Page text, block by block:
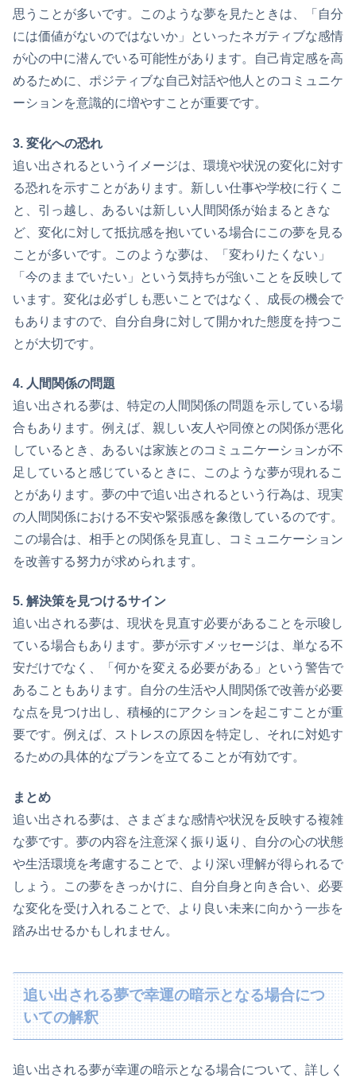
思うことが多いです。このような夢を見たときは、「自分
には価値がないのではないか」といったネガティブな感情
が心の中に潜んでいる可能性があります。自己肯定感を高
めるために、ポジティブな自己対話や他人とのコミュニケ
ーションを意識的に増やすことが重要です。
3. 変化への恐れ
追い出されるというイメージは、環境や状況の変化に対す
る恐れを示すことがあります。新しい仕事や学校に行くこ
と、引っ越し、あるいは新しい人間関係が始まるときな
ど、変化に対して抵抗感を抱いている場合にこの夢を見る
ことが多いです。このような夢は、「変わりたくない」
「今のままでいたい」という気持ちが強いことを反映して
います。変化は必ずしも悪いことではなく、成長の機会で
もありますので、自分自身に対して開かれた態度を持つこ
とが大切です。
4. 人間関係の問題
追い出される夢は、特定の人間関係の問題を示している場
合もあります。例えば、親しい友人や同僚との関係が悪化
しているとき、あるいは家族とのコミュニケーションが不
足していると感じているときに、このような夢が現れるこ
とがあります。夢の中で追い出されるという行為は、現実
の人間関係における不安や緊張感を象徴しているのです。
この場合は、相手との関係を見直し、コミュニケーション
を改善する努力が求められます。
5. 解決策を見つけるサイン
追い出される夢は、現状を見直す必要があることを示唆し
ている場合もあります。夢が示すメッセージは、単なる不
安だけでなく、「何かを変える必要がある」という警告で
あることもあります。自分の生活や人間関係で改善が必要
な点を見つけ出し、積極的にアクションを起こすことが重
要です。例えば、ストレスの原因を特定し、それに対処す
るための具体的なプランを立てることが有効です。
まとめ
追い出される夢は、さまざまな感情や状況を反映する複雑
な夢です。夢の内容を注意深く振り返り、自分の心の状態
や生活環境を考慮することで、より深い理解が得られるで
しょう。この夢をきっかけに、自分自身と向き合い、必要
な変化を受け入れることで、より良い未来に向かう一歩を
踏み出せるかもしれません。
追い出される夢で幸運の暗示となる場合につ
いての解釈
追い出される夢が幸運の暗示となる場合について、詳しく